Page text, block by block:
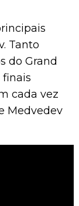
Tanto
do Grand
cada vez
Medvedev